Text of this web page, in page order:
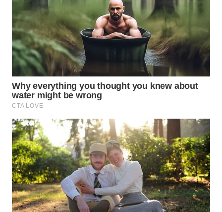
WN
NUSANTARA
WN
JOGJA
WN
JATIM
WN
BALI
WN
KALBAR
WN